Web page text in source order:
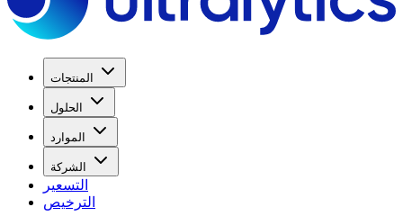
المنتجات
الحلول
الموارد
الشركة
التسعير
الترخيص